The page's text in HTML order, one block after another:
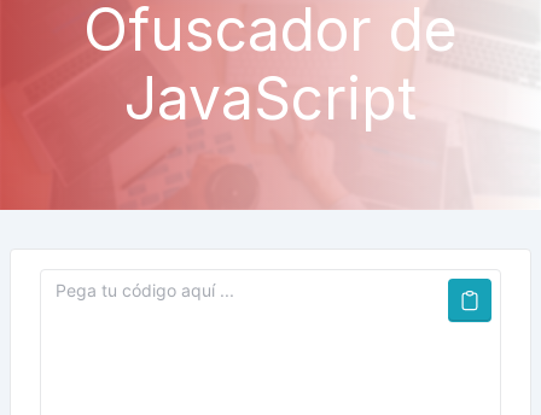
Ofuscador de
JavaScript